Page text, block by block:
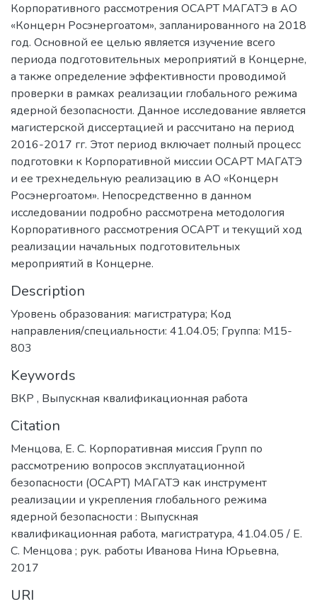
Корпоративного рассмотрения ОСАРТ МАГАТЭ в АО
«Концерн Росэнергоатом», запланированного на 2018
год. Основной ее целью является изучение всего
периода подготовительных мероприятий в Концерне,
а также определение эффективности проводимой
проверки в рамках реализации глобального режима
ядерной безопасности. Данное исследование является
магистерской диссертацией и рассчитано на период
2016-2017 гг. Этот период включает полный процесс
подготовки к Корпоративной миссии ОСАРТ МАГАТЭ
и ее трехнедельную реализацию в АО «Концерн
Росэнергоатом». Непосредственно в данном
исследовании подробно рассмотрена методология
Корпоративного рассмотрения ОСАРТ и текущий ход
реализации начальных подготовительных
мероприятий в Концерне.
Description
Уровень образования: магистратура; Код
направления/специальности: 41.04.05; Группа: М15-
803
Keywords
ВКР , Выпускная квалификационная работа
Citation
Менцова, Е. С. Корпоративная миссия Групп по
рассмотрению вопросов эксплуатационной
безопасности (ОСАРТ) МАГАТЭ как инструмент
реализации и укрепления глобального режима
ядерной безопасности : Выпускная
квалификационная работа, магистратура, 41.04.05 / Е.
С. Менцова ; рук. работы Иванова Нина Юрьевна,
2017
URI